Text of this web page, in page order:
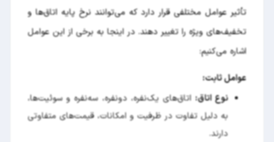
تأثیر عوامل مختلفی قرار دارد که می‌توانند نرخ پایه اتاق‌ها و
تخفیف‌های ویژه را تغییر دهند. در اینجا به برخی از این عوامل
اشاره می‌کنیم:
عوامل ثابت:
نوع اتاق: اتاق‌های یک‌نفره، دو‌نفره، سه‌نفره و سوئیت‌ها،
به دلیل تفاوت در ظرفیت و امکانات، قیمت‌های متفاوتی
دارند.